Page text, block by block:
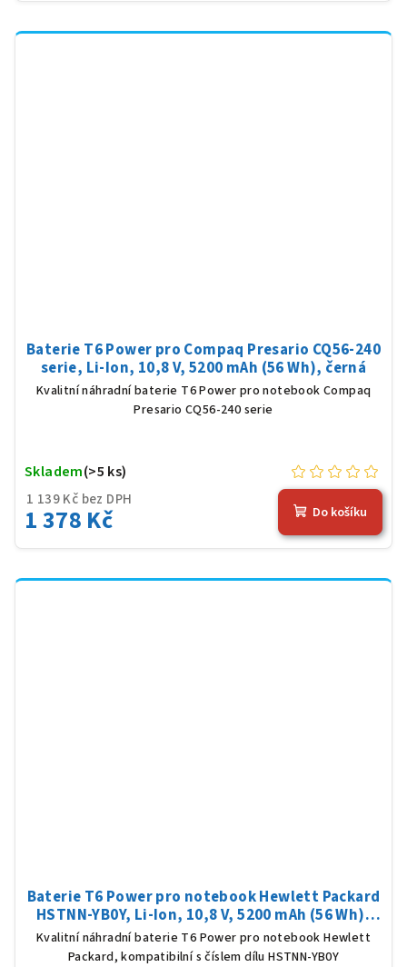
Baterie T6 Power pro Compaq Presario CQ56-240
serie, Li-Ion, 10,8 V, 5200 mAh (56 Wh), černá
Kvalitní náhradní baterie T6 Power pro notebook Compaq
Presario CQ56-240 serie
1 139 Kč bez DPH
1 378 Kč
Skladem(>5 ks)
Do košíku
Baterie T6 Power pro notebook Hewlett Packard
HSTNN-YB0Y, Li-Ion, 10,8 V, 5200 mAh (56 Wh),
černá
Kvalitní náhradní baterie T6 Power pro notebook Hewlett
Packard, kompatibilní s číslem dílu HSTNN-YB0Y